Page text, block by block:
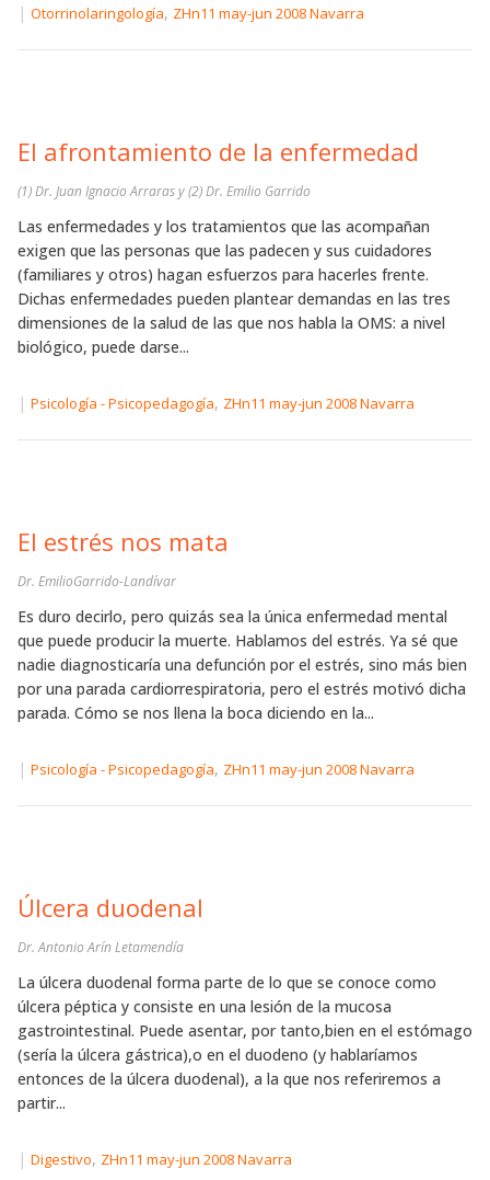
| Otorrinolaringología, ZHn11 may-jun 2008 Navarra
El afrontamiento de la enfermedad
(1) Dr. Juan Ignacio Arraras y (2) Dr. Emilio Garrido
Las enfermedades y los tratamientos que las acompañan
exigen que las personas que las padecen y sus cuidadores
(familiares y otros) hagan esfuerzos para hacerles frente.
Dichas enfermedades pueden plantear demandas en las tres
dimensiones de la salud de las que nos habla la OMS: a nivel
biológico, puede darse...
| Psicología - Psicopedagogía, ZHn11 may-jun 2008 Navarra
El estrés nos mata
Dr. EmilioGarrido-Landívar
Es duro decirlo, pero quizás sea la única enfermedad mental
que puede producir la muerte. Hablamos del estrés. Ya sé que
nadie diagnosticaría una defunción por el estrés, sino más bien
por una parada cardiorrespiratoria, pero el estrés motivó dicha
parada. Cómo se nos llena la boca diciendo en la...
| Psicología - Psicopedagogía, ZHn11 may-jun 2008 Navarra
Úlcera duodenal
Dr. Antonio Arín Letamendía
La úlcera duodenal forma parte de lo que se conoce como
úlcera péptica y consiste en una lesión de la mucosa
gastrointestinal. Puede asentar, por tanto,bien en el estómago
(sería la úlcera gástrica),o en el duodeno (y hablaríamos
entonces de la úlcera duodenal), a la que nos referiremos a
partir...
| Digestivo, ZHn11 may-jun 2008 Navarra